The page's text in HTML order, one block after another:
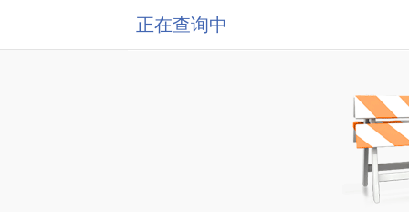
正在查询中